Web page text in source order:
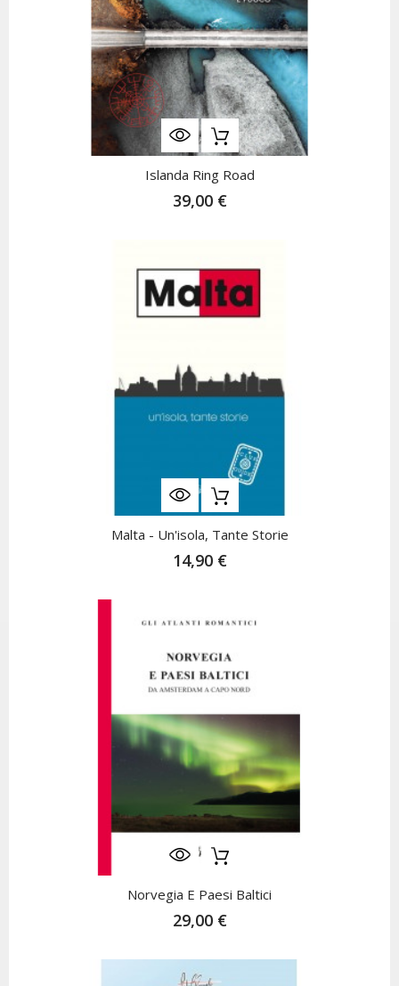
Islanda Ring Road
39,00 €
Malta - Un'isola, Tante Storie
14,90 €
Norvegia E Paesi Baltici
29,00 €